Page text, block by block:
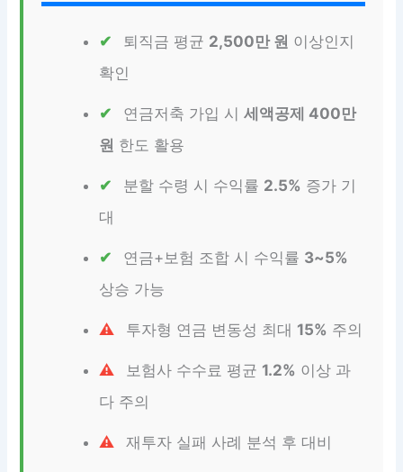
퇴직금 평균 2,500만 원 이상인지
확인
연금저축 가입 시세액공제 400만
원 한도 활용
분할 수령 시 수익률 2.5% 증가 기
대
연금+보험 조합 시 수익률 3~5%
상승 가능
투자형 연금 변동성 최대 15% 주의
보험사 수수료 평균 1.2% 이상 과
다 주의
재투자 실패 사례 분석 후 대비